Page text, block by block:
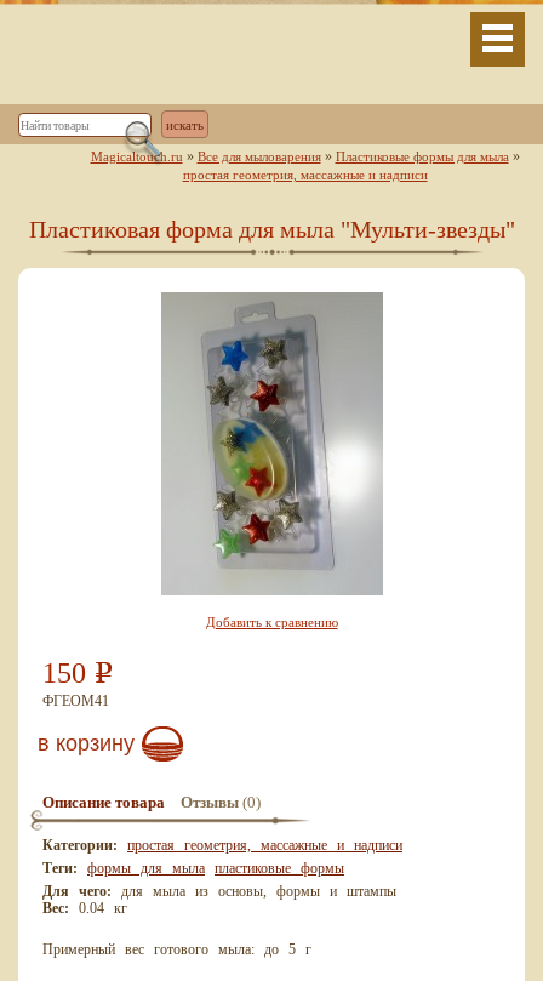
Magicaltouch.ru » Все для мыловарения» Пластиковые формы для мыла»
простая геометрия, массажные и надписи
Пластиковая форма для мыла "Мульти-звезды"
Добавить к сравнению
150 Р
ФГЕОМ41
в корзину
Описание товара Отзывы (0)
Категории:
простая геометрия, массажные и надписи
Теги:
формы для мыла пластиковые формы
Для чего:
для мыла из основы, формы и штампы
Вес:
0.04 кг
Примерный вес готового мыла: до 5 г